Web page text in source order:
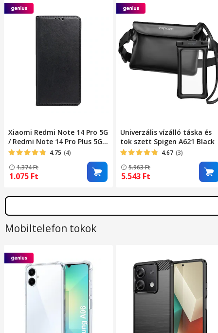
Xiaomi Redmi Note 14 Pro 5G
/ Redmi Note 14 Pro Plus 5G
kompatibilis telefontok,
könyvtok, bankkártyatartós,
mágneszáras, fekete, Smart
Magneto
4.75 (4)
1.374Ft
1.075 Ft
Univerzális vízálló táska és
tok szett Spigen A621 Black
4.67 (3)
5.963Ft
5.543 Ft
Mobiltelefon tokok